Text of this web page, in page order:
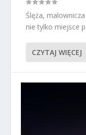
Ślęża,
nie tylko miejsce
CZYTAJ WIĘCEJ